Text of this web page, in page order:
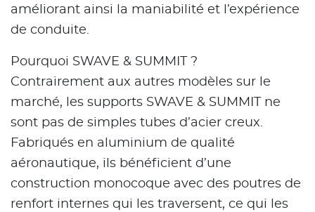
améliorant ainsi la maniabilité et l’expérience
de conduite.
Pourquoi SWAVE & SUMMIT ?
Contrairement aux autres modèles sur le
marché, les supports SWAVE & SUMMIT ne
sont pas de simples tubes d’acier creux.
Fabriqués en aluminium de qualité
aéronautique, ils bénéficient d’une
construction monocoque avec des poutres de
renfort internes qui les traversent, ce qui les